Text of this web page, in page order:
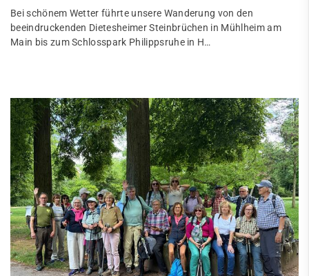
Bei schönem Wetter führte unsere Wanderung von den
beeindruckenden Dietesheimer Steinbrüchen in Mühlheim am
Main bis zum Schlosspark Philippsruhe in H…